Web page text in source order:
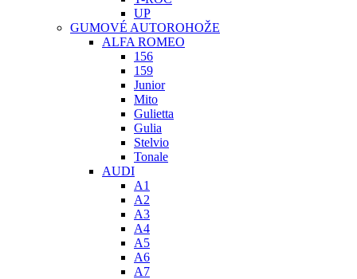
UP
GUMOVÉ AUTOROHOŽE
ALFA ROMEO
156
159
Junior
Mito
Gulietta
Gulia
Stelvio
Tonale
AUDI
A1
A2
A3
A4
A5
A6
A7